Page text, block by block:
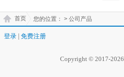
您的位置：
首页 > 公司产品
登录 免费注册
Copyright © 2017-2026